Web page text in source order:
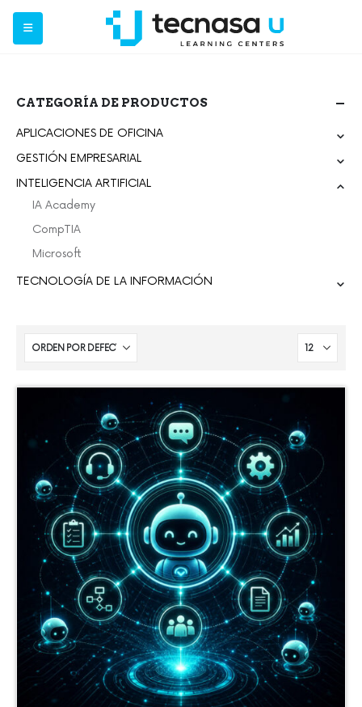
CATEGORÍA DE PRODUCTOS
APLICACIONES DE OFICINA
GESTIÓN EMPRESARIAL
INTELIGENCIA ARTIFICIAL
IA Academy
CompTIA
Microsoft
TECNOLOGÍA DE LA INFORMACIÓN